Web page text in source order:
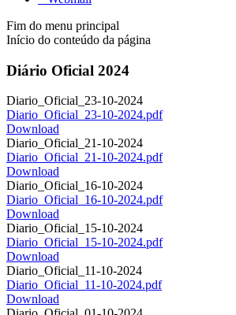
Fim do menu principal
Início do conteúdo da página
Diário Oficial 2024
Diario_Oficial_23-10-2024
Diario_Oficial_23-10-2024.pdf
Download
Diario_Oficial_21-10-2024
Diario_Oficial_21-10-2024.pdf
Download
Diario_Oficial_16-10-2024
Diario_Oficial_16-10-2024.pdf
Download
Diario_Oficial_15-10-2024
Diario_Oficial_15-10-2024.pdf
Download
Diario_Oficial_11-10-2024
Diario_Oficial_11-10-2024.pdf
Download